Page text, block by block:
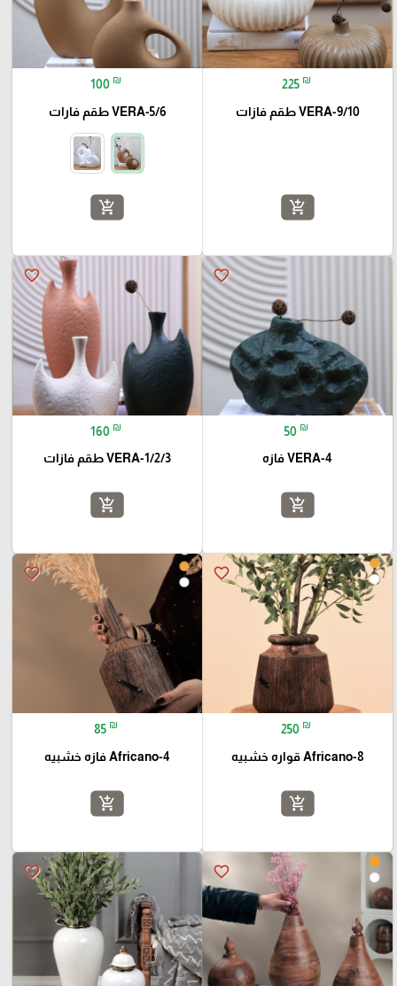
225 ₪
VERA-9/10 طقم فازات
add_shopping_cart
100 ₪
VERA-5/6 طقم فارات
add_shopping_cart
favorite_border
50 ₪
VERA-4 فازه
add_shopping_cart
favorite_border
160 ₪
VERA-1/2/3 طقم فازات
add_shopping_cart
favorite_border
250 ₪
Africano-8 قواره خشبيه
add_shopping_cart
favorite_border
85 ₪
Africano-4 فازه خشبيه
add_shopping_cart
favorite_border
favorite_border